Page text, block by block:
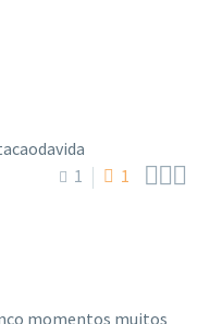
1 1 
momentos muitos